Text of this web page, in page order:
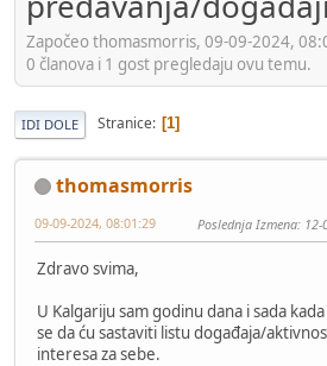
Započeo thomasmorris, 09-09-2024,
0 članova i 1 gost pregledaju ovu temu.
IDI DOLE Stranice 1
thomasmorris
09-09-2024, 08:01:29 Poslednja Izmena:
Zdravo svima,
U Kalgariju sam godinu dana i sada
se da ću sastaviti listu događaja/
interesa za sebe.